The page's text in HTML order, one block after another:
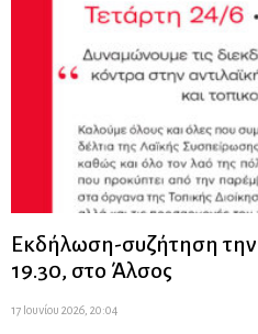
Εκδήλωση-συζήτηση την
19.30, στο Άλσος
17 Ιουνίου 2026, 20:04